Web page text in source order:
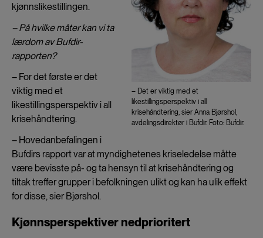
– Det er viktig med et
likestillingsperspektiv i all
krisehåndtering, sier Anna Bjørshol,
avdelingsdirektør i Bufdir. Foto: Bufdir.
kjønnslikestillingen.
– På hvilke måter kan vi ta
lærdom av Bufdir-
rapporten?
­– For det første er det
viktig med et
likestillingsperspektiv i all
krisehåndtering.
– Hovedanbefalingen i
Bufdirs rapport var at myndighetenes kriseledelse måtte
være bevisste på- og ta hensyn til at krisehåndtering og
tiltak treffer grupper i befolkningen ulikt og kan ha ulik effekt
for disse, sier Bjørshol.
Kjønnsperspektiver nedprioritert